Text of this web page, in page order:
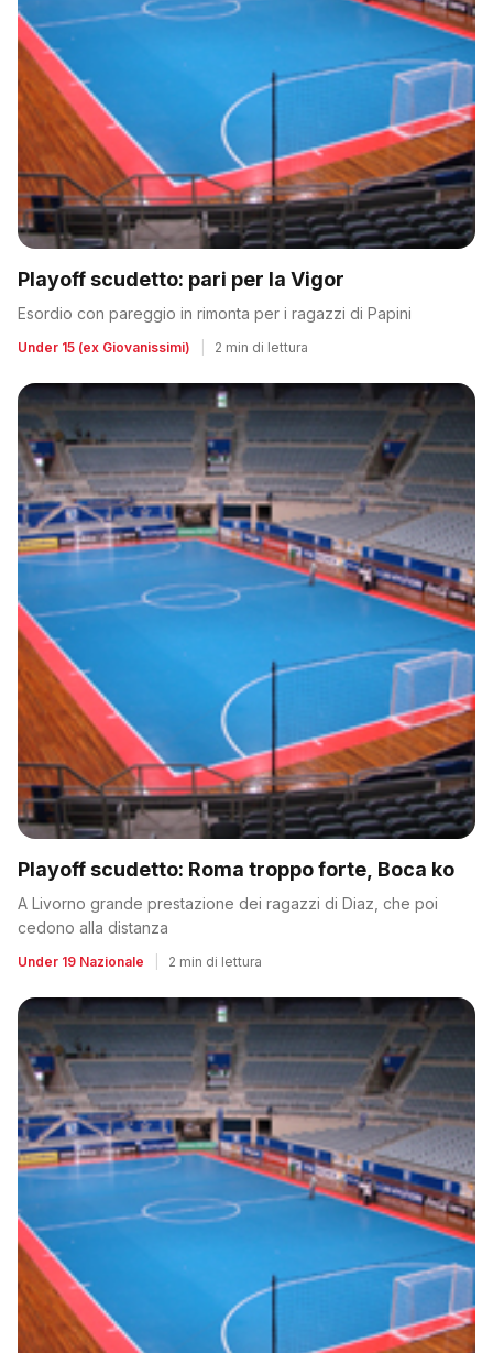
Playoff scudetto: pari per la Vigor
Esordio con pareggio in rimonta per i ragazzi di Papini
Under 15 (ex Giovanissimi) 2 min di lettura
Playoff scudetto: Roma troppo forte, Boca ko
A Livorno grande prestazione dei ragazzi di Diaz, che poi
cedono alla distanza
Under 19 Nazionale 2 min di lettura